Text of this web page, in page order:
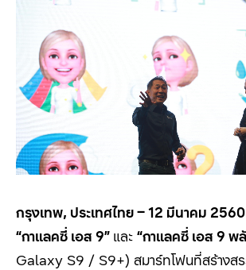
กรุงเทพ, ประเทศไทย– 12 มีนาคม 2560
“กาแลคซี่ เอส9” และ “กาแลคซี่ เอส9 พ
Galaxy S9 / S9+) สมาร์ทโฟนที่สร้างส